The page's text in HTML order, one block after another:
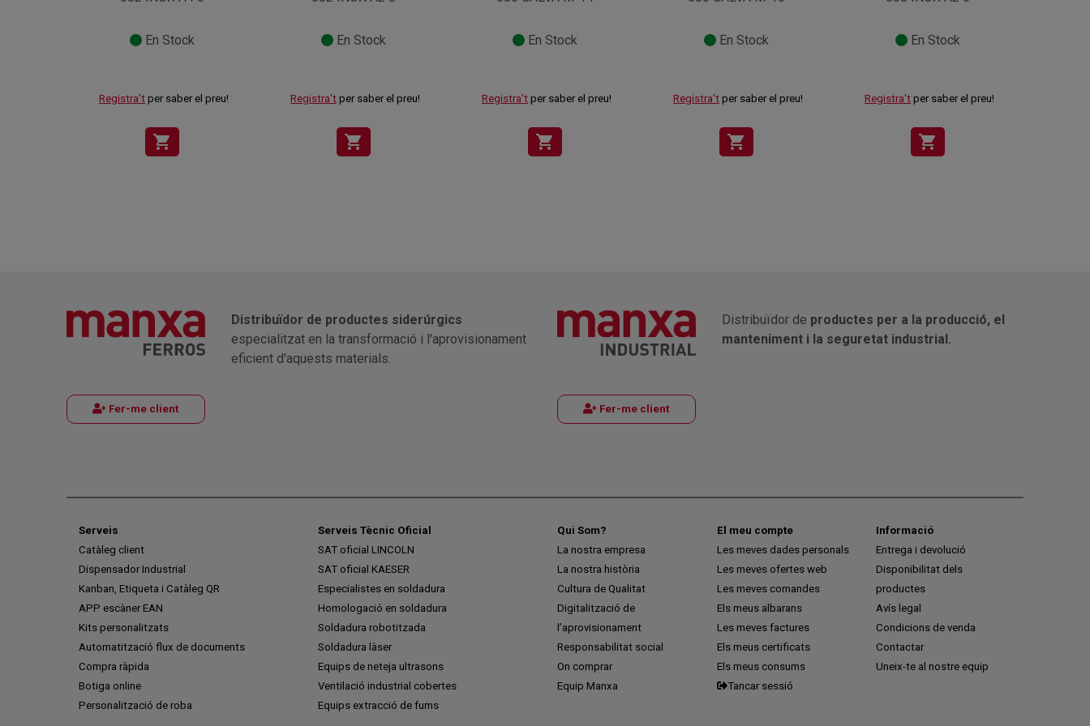
En Stock
Registra't per saber el preu!
shopping_cart
En Stock
Registra't per saber el preu!
shopping_cart
En Stock
Registra't per saber el preu!
shopping_cart
En Stock
Registra't per saber el preu!
shopping_cart
En Stock
Registra't per saber el preu!
shopping_cart
Fer-me client
Distribuïdor de productes siderúrgics
especialitzat en la transformació i l'aprovisionament
eficient d'aquests materials.
Fer-me client
Distribuïdor de productes per a la producció, el
manteniment i la seguretat industrial.
Serveis
Catàleg client
Dispensador Industrial
Kanban, Etiqueta i Catàleg QR
APP escàner EAN
Kits personalitzats
Automatització flux de documents
Compra ràpida
Botiga online
Personalització de roba
Serveis Tècnic Oficial
SAT oficial LINCOLN
SAT oficial KAESER
Especialistes en soldadura
Homologació en soldadura
Soldadura robotitzada
Soldadura làser
Equips de neteja ultrasons
Ventilació industrial cobertes
Equips extracció de fums
Qui Som?
La nostra empresa
La nostra història
Cultura de Qualitat
Digitalització de
l’aprovisionament
Responsabilitat social
On comprar
Equip Manxa
El meu compte
Les meves dades personals
Les meves ofertes web
Les meves comandes
Els meus albarans
Les meves factures
Els meus certificats
Els meus consums
Tancar sessió
Informació
Entrega i devolució
Disponibilitat dels
productes
Avís legal
Condicions de venda
Contactar
Uneix-te al nostre equip